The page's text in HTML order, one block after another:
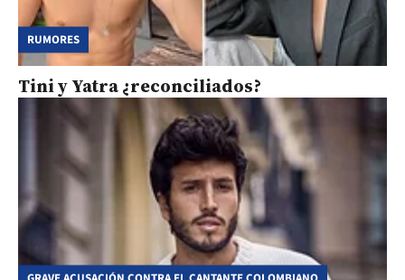
RUMORES
Tini y Yatra ¿reconciliados?